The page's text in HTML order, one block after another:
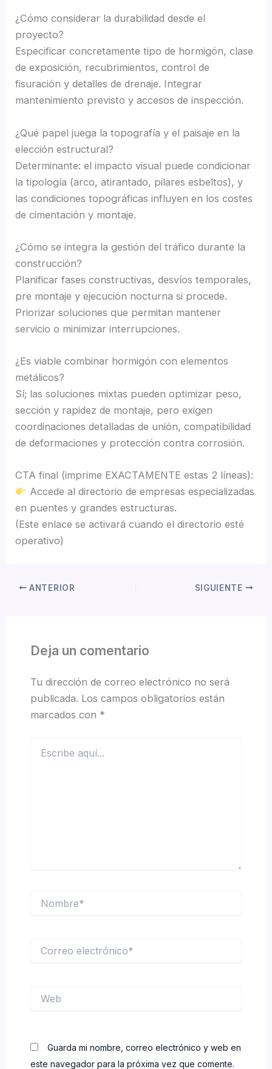
¿Cómo considerar la durabilidad desde el
proyecto?
Especificar concretamente tipo de hormigón, clase
de exposición, recubrimientos, control de
fisuración y detalles de drenaje. Integrar
mantenimiento previsto y accesos de inspección.
¿Qué papel juega la topografía y el paisaje en la
elección estructural?
Determinante: el impacto visual puede condicionar
la tipología (arco, atirantado, pilares esbeltos), y
las condiciones topográficas influyen en los costes
de cimentación y montaje.
¿Cómo se integra la gestión del tráfico durante la
construcción?
Planificar fases constructivas, desvíos temporales,
pre montaje y ejecución nocturna si procede.
Priorizar soluciones que permitan mantener
servicio o minimizar interrupciones.
¿Es viable combinar hormigón con elementos
metálicos?
Sí; las soluciones mixtas pueden optimizar peso,
sección y rapidez de montaje, pero exigen
coordinaciones detalladas de unión, compatibilidad
de deformaciones y protección contra corrosión.
CTA final (imprime EXACTAMENTE estas 2 líneas):
Accede al directorio de empresas especializadas
en puentes y grandes estructuras.
(Este enlace se activará cuando el directorio esté
operativo)
ANTERIOR SIGUIENTE
Deja un comentario
Tu dirección de correo electrónico no será
publicada. Los campos obligatorios están
marcados con *
aquí...
electrónico*
Guarda mi nombre, correo electrónico y web en
este navegador para la próxima vez que comente.